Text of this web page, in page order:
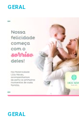
GERAL
GERAL